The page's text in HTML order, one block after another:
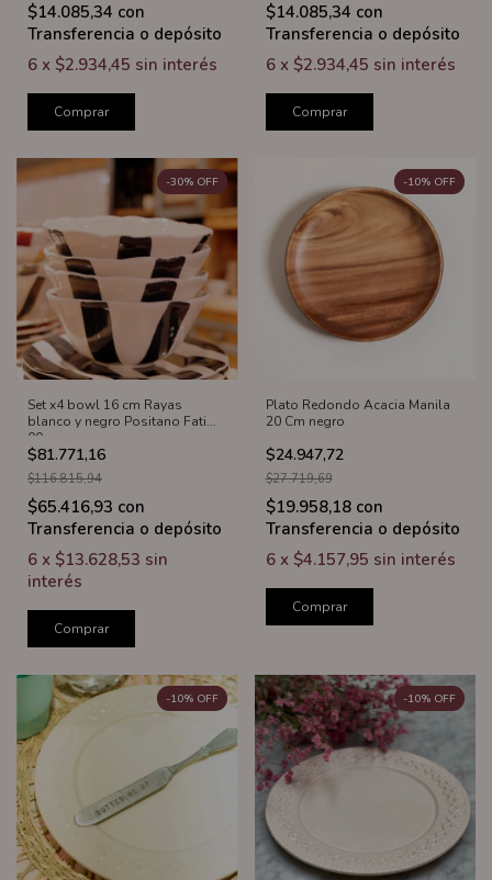
$14.085,34 con
Transferencia o depósito
6 x $2.934,45 sin interés
Comprar
$14.085,34 con
Transferencia o depósito
6 x $2.934,45 sin interés
Comprar
Set x4 bowl 16 cm Rayas
blanco y negro Positano Fatima
00
$81.771,16
-30% OFF
$116.815,94
$65.416,93 con
Transferencia o depósito
6 x $13.628,53 sin
interés
Comprar
Plato Redondo Acacia Manila
20 Cm negro
$24.947,72
-10% OFF
$27.719,69
$19.958,18 con
Transferencia o depósito
6 x $4.157,95 sin interés
Comprar
-10% OFF -10% OFF